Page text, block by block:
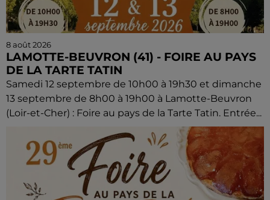
8 août 2026
LAMOTTE-BEUVRON (41) - FOIRE AU PAYS
DE LA TARTE TATIN
Samedi 12 septembre de 10h00 à 19h30 et dimanche
13 septembre de 8h00 à 19h00 à Lamotte-Beuvron
(Loir-et-Cher) : Foire au pays de la Tarte Tatin. Entrée...